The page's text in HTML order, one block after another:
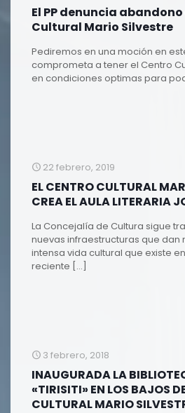
El PP denuncia
Cultural Mario Silvestre
Pediremos en una moción en
comprometa a tener el Centro
en condiciones optimas para
22 febrero, 2019
EL CENTRO CULTURAL
CREA EL AULA LITERARIA
La Concejalía de Cultura sigue
nuevas infraestructuras que dan
intensa vida cultural que existe
reciente […]
3 febrero, 2018
INAUGURADA LA
«TIRISITI» EN LOS BAJOS
CULTURAL MARIO